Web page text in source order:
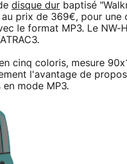
disque dur baptisé
prix de 369€, pour une
le format MP3. Le
cinq coloris, mesure
l'avantage de
en mode MP3.